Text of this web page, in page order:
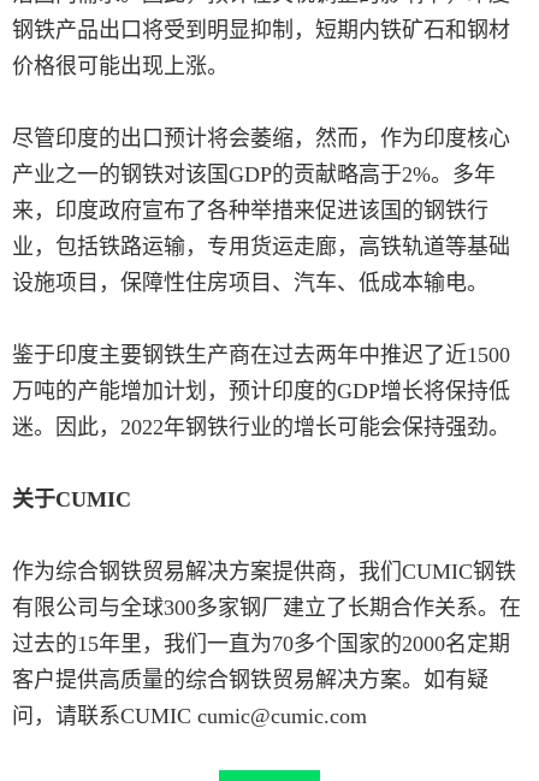
钢铁产品出口将受到明显抑制，短期内铁矿石和钢材
价格很可能出现上涨。
尽管印度的出口预计将会萎缩，然而，作为印度核心
产业之一的钢铁对该国GDP的贡献略高于2%。多年
来，印度政府宣布了各种举措来促进该国的钢铁行
业，包括铁路运输，专用货运走廊，高铁轨道等基础
设施项目，保障性住房项目、汽车、低成本输电。
鉴于印度主要钢铁生产商在过去两年中推迟了近1500
万吨的产能增加计划，预计印度的GDP增长将保持低
迷。因此，2022年钢铁行业的增长可能会保持强劲。
关于CUMIC
作为综合钢铁贸易解决方案提供商，我们CUMIC钢铁
有限公司与全球300多家钢厂建立了长期合作关系。在
过去的15年里，我们一直为70多个国家的2000名定期
客户提供高质量的综合钢铁贸易解决方案。如有疑
问，请联系CUMIC cumic@cumic.com